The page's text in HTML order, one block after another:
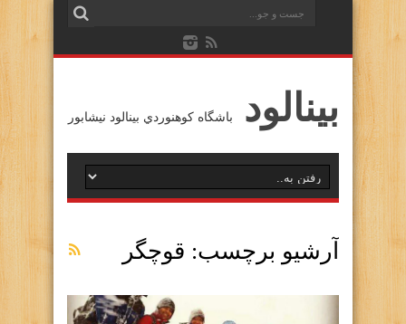
بينالود باشگاه كوهنوردي بينالود نيشابور
آرشیو برچسب: قوچگر